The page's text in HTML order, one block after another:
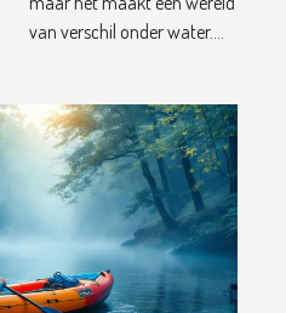
van verschil onder water....